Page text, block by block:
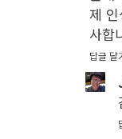
제
사합
답글 달